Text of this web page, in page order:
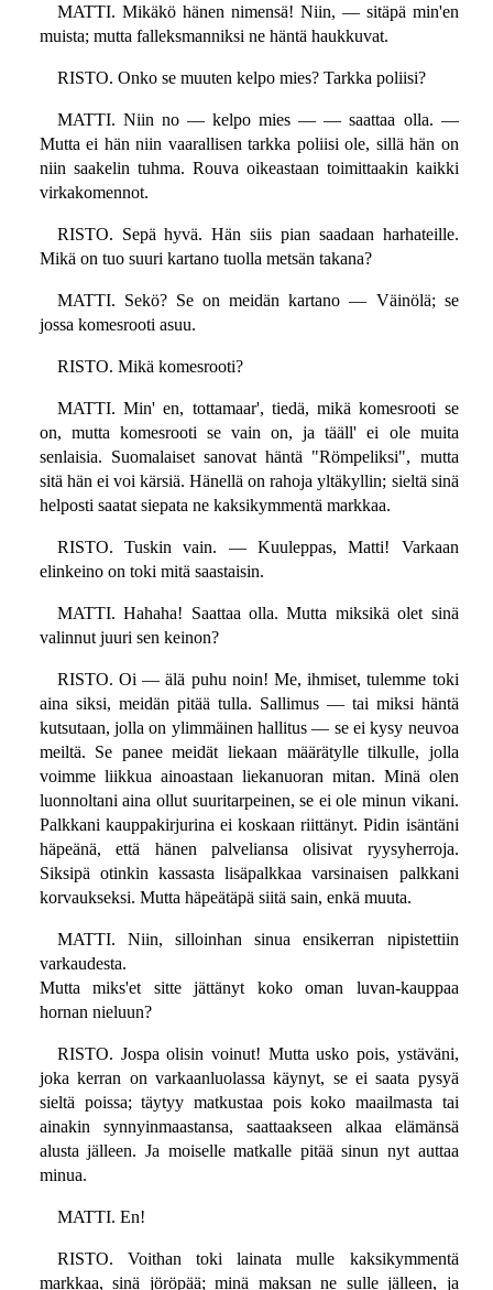
MATTI. Mikäkö hänen nimensä! Niin, — sitäpä min'en
muista; mutta falleksmanniksi ne häntä haukkuvat.
RISTO. Onko se muuten kelpo mies? Tarkka poliisi?
MATTI. Niin no — kelpo mies — — saattaa olla. —
Mutta ei hän niin vaarallisen tarkka poliisi ole, sillä hän on
niin saakelin tuhma. Rouva oikeastaan toimittaakin kaikki
virkakomennot.
RISTO. Sepä hyvä. Hän siis pian saadaan harhateille.
Mikä on tuo suuri kartano tuolla metsän takana?
MATTI. Sekö? Se on meidän kartano — Väinölä; se
jossa komesrooti asuu.
RISTO. Mikä komesrooti?
MATTI. Min' en, tottamaar', tiedä, mikä komesrooti se
on, mutta komesrooti se vain on, ja tääll' ei ole muita
senlaisia. Suomalaiset sanovat häntä "Römpeliksi", mutta
sitä hän ei voi kärsiä. Hänellä on rahoja yltäkyllin; sieltä sinä
helposti saatat siepata ne kaksikymmentä markkaa.
RISTO. Tuskin vain. — Kuuleppas, Matti! Varkaan
elinkeino on toki mitä saastaisin.
MATTI. Hahaha! Saattaa olla. Mutta miksikä olet sinä
valinnut juuri sen keinon?
RISTO. Oi — älä puhu noin! Me, ihmiset, tulemme toki
aina siksi, meidän pitää tulla. Sallimus — tai miksi häntä
kutsutaan, jolla on ylimmäinen hallitus — se ei kysy neuvoa
meiltä. Se panee meidät liekaan määrätylle tilkulle, jolla
voimme liikkua ainoastaan liekanuoran mitan. Minä olen
luonnoltani aina ollut suuritarpeinen, se ei ole minun vikani.
Palkkani kauppakirjurina ei koskaan riittänyt. Pidin isäntäni
häpeänä, että hänen palveliansa olisivat ryysyherroja.
Siksipä otinkin kassasta lisäpalkkaa varsinaisen palkkani
korvaukseksi. Mutta häpeätäpä siitä sain, enkä muuta.
MATTI. Niin, silloinhan sinua ensikerran nipistettiin
varkaudesta.
Mutta miks'et sitte jättänyt koko oman luvan-kauppaa
hornan nieluun?
RISTO. Jospa olisin voinut! Mutta usko pois, ystäväni,
joka kerran on varkaanluolassa käynyt, se ei saata pysyä
sieltä poissa; täytyy matkustaa pois koko maailmasta tai
ainakin synnyinmaastansa, saattaakseen alkaa elämänsä
alusta jälleen. Ja moiselle matkalle pitää sinun nyt auttaa
minua.
MATTI. En!
RISTO. Voithan toki lainata mulle kaksikymmentä
markkaa, sinä jöröpää; minä maksan ne sulle jälleen, ja